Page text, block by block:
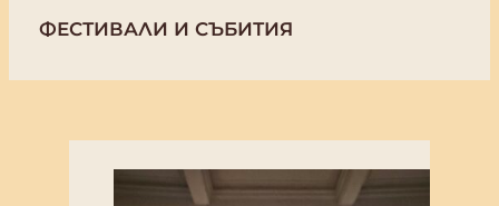
ФЕСТИВАЛИ И СЪБИТИЯ